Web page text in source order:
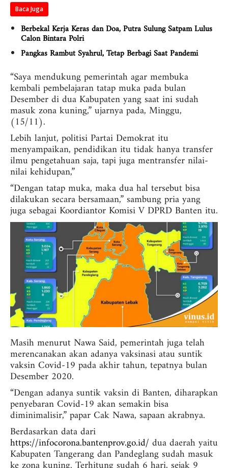
Baca Juga
Berbekal Kerja Keras dan Doa, Putra Sulung Satpam Lulus
Calon Bintara Polri
Pangkas Rambut Syahrul, Tetap Berbagi Saat Pandemi
“Saya mendukung pemerintah agar membuka
kembali pembelajaran tatap muka pada bulan
Desember di dua Kabupaten yang saat ini sudah
masuk zona kuning,” ujarnya pada, Minggu,
(15/11).
Lebih lanjut, politisi Partai Demokrat itu
menyampaikan, pendidikan itu tidak hanya transfer
ilmu pengetahuan saja, tapi juga mentransfer nilai-
nilai kehidupan,”
“Dengan tatap muka, maka dua hal tersebut bisa
dilakukan secara bersamaan,” sambung pria yang
juga sebagai Koordiantor Komisi V DPRD Banten itu.
Masih menurut Nawa Said, pemerintah juga telah
merencanakan akan adanya vaksinasi atau suntik
vaksin Covid-19 pada akhir tahun, tepatnya bulan
Desember 2020.
“Dengan adanya suntik vaksin di Banten, diharapkan
penyebaran Covid-19 akan semakin bisa
diminimalisir,” papar Cak Nawa, sapaan akrabnya.
Berdasarkan data dari
https://infocorona.bantenprov.go.id/ dua daerah yaitu
Kabupaten Tangerang dan Pandeglang sudah masuk